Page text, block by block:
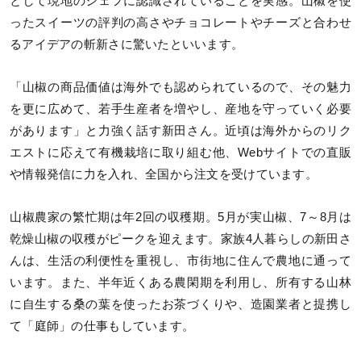
ったスイーツの評判の高さやチョコレートやチーズと合わせ
るアイデアの斬新さに驚いたといいます。
「山椒の商品価値は海外でも認められているので、その魅力
を更に広めて、若手生産者を増やし、産地を守っていく必要
があります」と力強く話す新田さん。近頃は海外からのリク
エストに応えて有機栽培に取り組む他、Webサイトでの直販
や情報発信に力を入れ、全国から注文を受けています。
山椒農家の繁忙期は年2回の収穫期。5月が実山椒、7～8月は
乾燥山椒の収穫がピークを迎えます。家族4人暮らしの新田さ
んは、生活の利便性を重視し、市街地に住んで農地に通って
います。また、半年近くある農閑期を利用し、所有する山林
に自生する桑の葉を使ったお茶づくりや、造園業者と提携し
て「庭師」の仕事もしています。